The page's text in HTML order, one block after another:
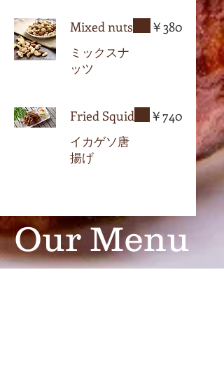
Mixed nuts
ミックスナ
ッツ
￥380
Fried Squid
イカゲソ唐
揚げ
￥740
Our Menu